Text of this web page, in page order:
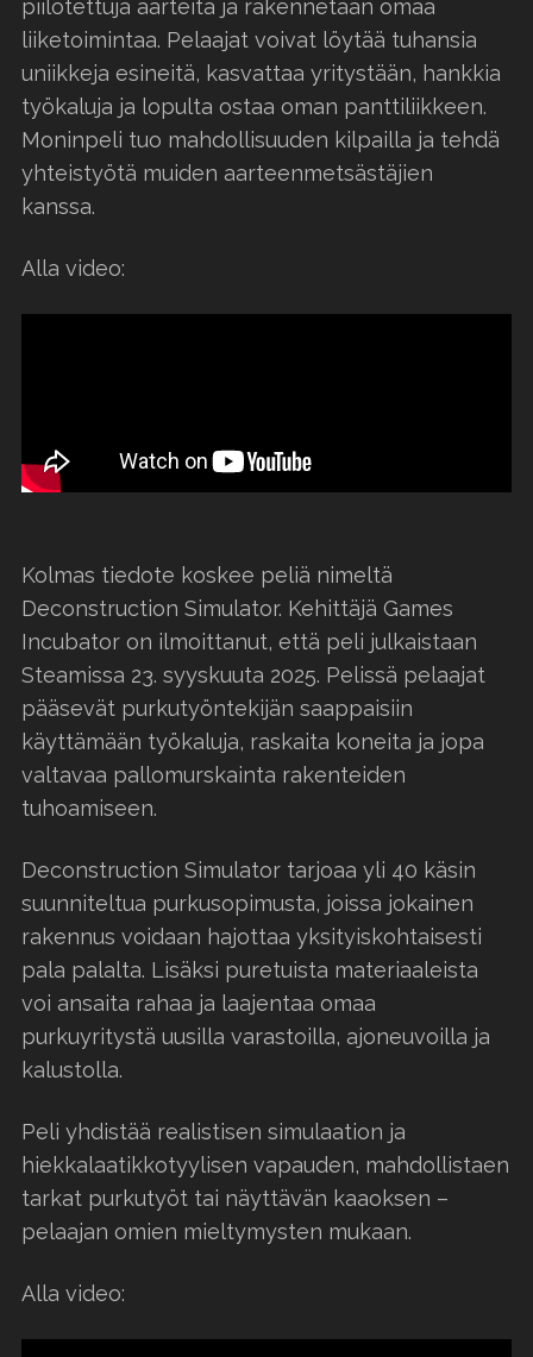
piilotettuja aarteita ja rakennetaan omaa
liiketoimintaa. Pelaajat voivat löytää tuhansia
uniikkeja esineitä, kasvattaa yritystään, hankkia
työkaluja ja lopulta ostaa oman panttiliikkeen.
Moninpeli tuo mahdollisuuden kilpailla ja tehdä
yhteistyötä muiden aarteenmetsästäjien
kanssa.
Alla video:
Kolmas tiedote koskee peliä nimeltä
Deconstruction Simulator. Kehittäjä Games
Incubator on ilmoittanut, että peli julkaistaan
Steamissa 23. syyskuuta 2025. Pelissä pelaajat
pääsevät purkutyöntekijän saappaisiin
käyttämään työkaluja, raskaita koneita ja jopa
valtavaa pallo­murskainta rakenteiden
tuhoamiseen.
Deconstruction Simulator tarjoaa yli 40 käsin
suunniteltua purkusopimusta, joissa jokainen
rakennus voidaan hajottaa yksityiskohtaisesti
pala palalta. Lisäksi puretuista materiaaleista
voi ansaita rahaa ja laajentaa omaa
purkuyritystä uusilla varastoilla, ajoneuvoilla ja
kalustolla.
Peli yhdistää realistisen simulaation ja
hiekkalaatikkotyylisen vapauden, mahdollistaen
tarkat purkutyöt tai näyttävän kaaoksen –
pelaajan omien mieltymysten mukaan.
Alla video: